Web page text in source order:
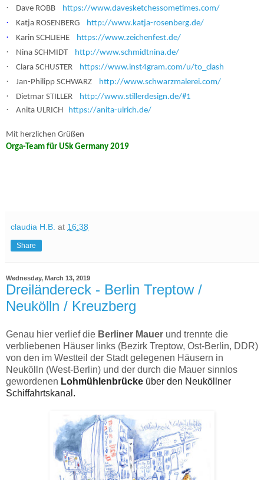
· Dave ROBB https://www.davesketchessometimes.com/
· Katja ROSENBERG http://www.katja-rosenberg.de/
· Karin SCHLIEHE https://www.zeichenfest.de/
· Nina SCHMIDT http://www.schmidtnina.de/
· Clara SCHUSTER https://www.inst4gram.com/u/to_clash
· Jan-Philipp SCHWARZ http://www.schwarzmalerei.com/
· Dietmar STILLER http://www.stillerdesign.de/#1
· Anita ULRICH https://anita-ulrich.de/
Mit herzlichen Grüßen
Orga-Team für USk Germany 2019
claudia H.B. at 16:38
Share
Wednesday, March 13, 2019
Dreiländereck - Berlin Treptow /
Neukölln / Kreuzberg
Genau hier verlief die Berliner Mauer und trennte die
verbliebenen Häuser links (Bezirk Treptow, Ost-Berlin, DDR)
von den im Westteil der Stadt gelegenen Häusern in
Neukölln (West-Berlin) und der durch die Mauer sinnlos
gewordenen Lohmühlenbrücke über den Neuköllner
Schiffahrtskanal.